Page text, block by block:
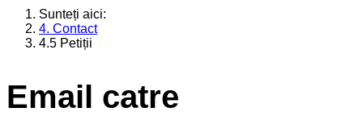
Sunteți aici:
4. Contact
4.5 Petiții
Email catre